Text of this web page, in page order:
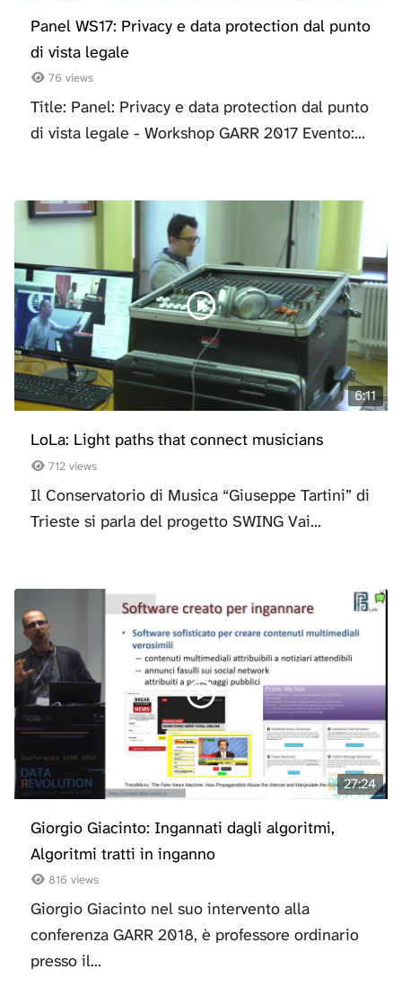
Panel WS17: Privacy e data protection dal punto
di vista legale
76 views
Title: Panel: Privacy e data protection dal punto
di vista legale - Workshop GARR 2017 Evento:...
6:11
LoLa: Light paths that connect musicians
712 views
Il Conservatorio di Musica “Giuseppe Tartini” di
Trieste si parla del progetto SWING Vai...
27:24
Giorgio Giacinto: Ingannati dagli algoritmi,
Algoritmi tratti in inganno
816 views
Giorgio Giacinto nel suo intervento alla
conferenza GARR 2018, è professore ordinario
presso il...